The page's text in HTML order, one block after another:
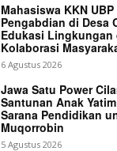
Mahasiswa KKN
Pengabdian di Desa
Edukasi Lingkungan
Kolaborasi
6 Agustus 2026
Jawa Satu Power
Santunan Anak
Sarana Pendidikan
Muqorrobin
5 Agustus 2026